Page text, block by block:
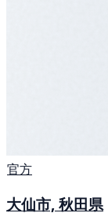
官方
大仙市, 秋田県